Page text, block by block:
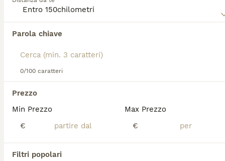
Parola chiave
0/100 caratteri
Prezzo
Min Prezzo
€
Max Prezzo
€
Filtri popolari
informazioni su questa razza di gatto.
Abbiamo trovato 0 British Gatti in vendita a
Milano.
ricerca e attendi il risultato perfetto: